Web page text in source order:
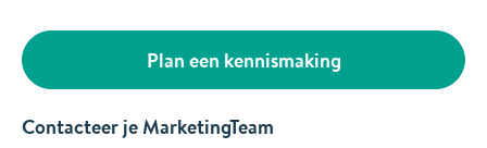
Plan een kennismaking
Contacteer je MarketingTeam